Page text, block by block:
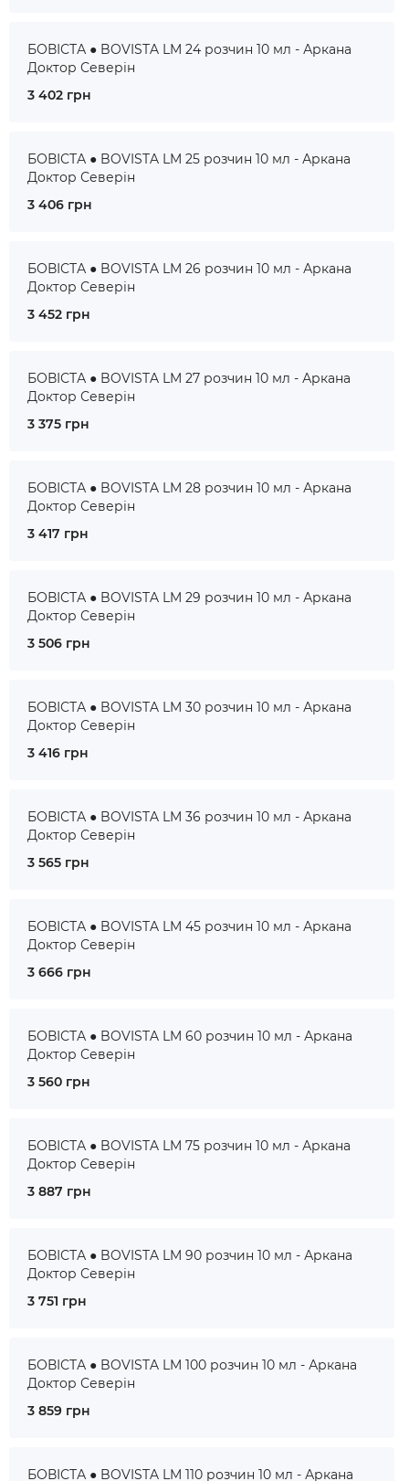
БОВІСТА ● BOVISTA LM 24 розчин 10 мл - Аркана
Доктор Северін
3 402 грн
БОВІСТА ● BOVISTA LM 25 розчин 10 мл - Аркана
Доктор Северін
3 406 грн
БОВІСТА ● BOVISTA LM 26 розчин 10 мл - Аркана
Доктор Северін
3 452 грн
БОВІСТА ● BOVISTA LM 27 розчин 10 мл - Аркана
Доктор Северін
3 375 грн
БОВІСТА ● BOVISTA LM 28 розчин 10 мл - Аркана
Доктор Северін
3 417 грн
БОВІСТА ● BOVISTA LM 29 розчин 10 мл - Аркана
Доктор Северін
3 506 грн
БОВІСТА ● BOVISTA LM 30 розчин 10 мл - Аркана
Доктор Северін
3 416 грн
БОВІСТА ● BOVISTA LM 36 розчин 10 мл - Аркана
Доктор Северін
3 565 грн
БОВІСТА ● BOVISTA LM 45 розчин 10 мл - Аркана
Доктор Северін
3 666 грн
БОВІСТА ● BOVISTA LM 60 розчин 10 мл - Аркана
Доктор Северін
3 560 грн
БОВІСТА ● BOVISTA LM 75 розчин 10 мл - Аркана
Доктор Северін
3 887 грн
БОВІСТА ● BOVISTA LM 90 розчин 10 мл - Аркана
Доктор Северін
3 751 грн
БОВІСТА ● BOVISTA LM 100 розчин 10 мл - Аркана
Доктор Северін
3 859 грн
БОВІСТА ● BOVISTA LM 110 розчин 10 мл - Аркана